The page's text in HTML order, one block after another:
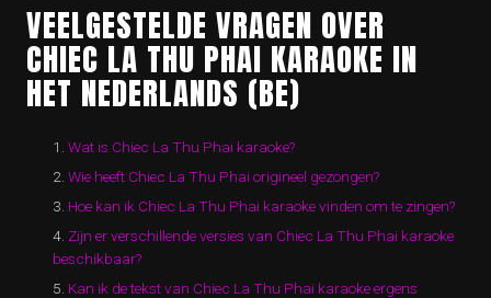
VEELGESTELDE VRAGEN OVER
CHIEC LA THU PHAI KARAOKE IN
HET NEDERLANDS (BE)
Wat is Chiec La Thu Phai karaoke?
Wie heeft Chiec La Thu Phai origineel gezongen?
Hoe kan ik Chiec La Thu Phai karaoke vinden om te zingen?
Zijn er verschillende versies van Chiec La Thu Phai karaoke
beschikbaar?
Kan ik de tekst van Chiec La Thu Phai karaoke ergens